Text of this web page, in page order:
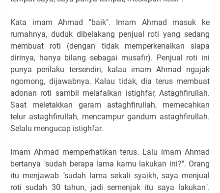
Kata imam Ahmad "baik". Imam Ahmad masuk ke
rumahnya, duduk dibelakang penjual roti yang sedang
membuat roti (dengan tidak memperkenalkan siapa
dirinya, hanya bilang sebagai musafir). Penjual roti ini
punya perilaku tersendiri, kalau imam Ahmad ngajak
ngomong, dijawabnya. Kalau tidak, dia terus membuat
adonan roti sambil melafalkan istighfar, Astaghfirullah.
Saat meletakkan garam astaghfirullah, memecahkan
telur astaghfirullah, mencampur gandum astaghfirullah.
Selalu mengucap istighfar.
Imam Ahmad memperhatikan terus. Lalu imam Ahmad
bertanya "sudah berapa lama kamu lakukan ini?". Orang
itu menjawab "sudah lama sekali syaikh, saya menjual
roti sudah 30 tahun, jadi semenjak itu saya lakukan".